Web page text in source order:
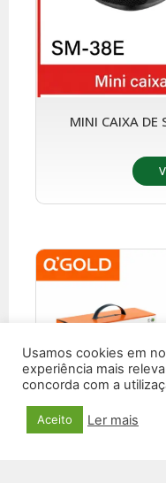
MINI CAIXA
Usamos cookies em
experiência mais
concorda com a
Aceito Ler mais